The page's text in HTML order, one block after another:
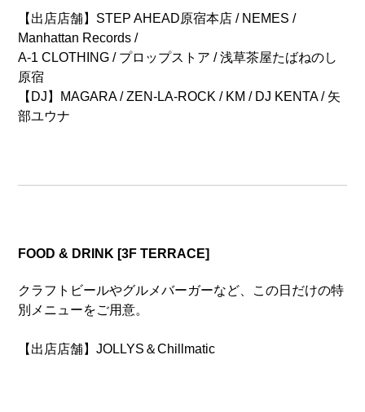
【出店店舗】STEP AHEAD原宿本店 / NEMES /
Manhattan Records /
A-1 CLOTHING / プロップストア / 浅草茶屋たばねのし
原宿
【DJ】MAGARA / ZEN-LA-ROCK / KM / DJ KENTA / 矢
部ユウナ
FOOD & DRINK [3F TERRACE]
クラフトビールやグルメバーガーなど、この日だけの特
別メニューをご用意。
【出店店舗】JOLLYS＆Chillmatic